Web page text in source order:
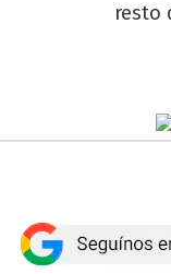
resto